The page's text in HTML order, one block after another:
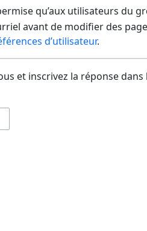
qu’aux utilisateurs du
avant de modifier des
d’utilisateur.
et inscrivez la réponse dans